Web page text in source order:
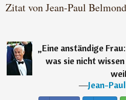
Zitat von Jean-Paul
„Eine anständige
was sie nicht
―Jean-